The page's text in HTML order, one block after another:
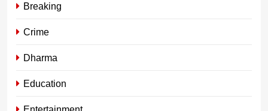
Breaking
Crime
Dharma
Education